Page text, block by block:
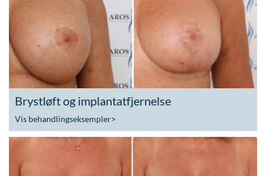
Brystløft og implantatfjernelse
Vis behandlingseksempler>